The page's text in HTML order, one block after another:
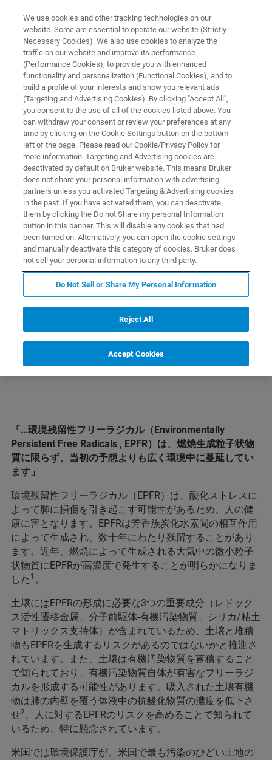
アプリケーションノート - 磁気共鳴
土壌中の環境残留性フリーラジ
カルの拡散の評価
環境残留性フリーラジカル（Environmentally
Persistent Free Radicals , EPFR）は、燃焼生成
粒子状物質に限らず、当初の予想よりも広く
環境中に蔓延しています
お問い合わせ
ライブラリー検索
「…環境残留性フリーラジカル（Environmentally
Persistent Free Radicals , EPFR）は、燃焼生成粒子状物
質に限らず、当初の予想よりも広く環境中に蔓延してい
ます」
環境残留性フリーラジカル（EPFR）は、酸化ストレスに
よって肺に損傷を引き起こす可能性があるため、人の健
康に害となります。EPFRは芳香族炭化水素間の相互作用
によって生成され、数十年にわたり残留することがあり
ます。近年、燃焼によって生成される大気中の微小粒子
状物質にEPFRが高濃度で発生することが明らかになりま
した 1 。
土壌にはEPFRの形成に必要な3つの重要成分（レドック
ス活性遷移金属、分子前駆体-有機汚染物質、シリカ/粘土
マトリックス支持体）が含まれているため、土壌と堆積
物もEPFRを生成するリスクがあるのではないかと推測さ
れています。また、土壌は有機汚染物質を蓄積すること
で知られており、有機汚染物質自体が有害なフリーラジ
カルを形成する可能性があります。吸入された土壌有機
物は肺の内壁を覆う体液中の抗酸化物質の濃度を低下さ
せ2、人に対するEPFRのリスクを高めることで知られて
いるため、特に懸念されています。
米国では環境保護庁が、米国で最も汚染のひどい土地の
We use cookies and other tracking technologies on our
website. Some are essential to operate our website (Strictly
Necessary Cookies). We also use cookies to analyze the
traffic on our website and improve its performance
(Performance Cookies), to provide you with enhanced
functionality and personalization (Functional Cookies), and to
build a profile of your interests and show you relevant ads
(Targeting and Advertising Cookies). By clicking "Accept All",
you consent to the use of all of the cookies listed above. You
can withdraw your consent or review your preferences at any
time by clicking on the Cookie Settings button on the bottom
left of the page. Please read our Cookie/Privacy Policy for
more information. Targeting and Advertising cookies are
deactivated by default on Bruker website. This means Bruker
does not share your personal information with advertising
partners unless you activated Targeting & Advertising cookies
in the past. If you have activated them, you can deactivate
them by clicking the Do not Share my personal Information
button in this banner. This will disable any cookies that had
been turned on. Alternatively, you can open the cookie settings
and manually deactivate this category of cookies. Bruker does
not sell your personal information to any third party.
Do Not Sell or Share My Personal Information
Reject All
Accept Cookies